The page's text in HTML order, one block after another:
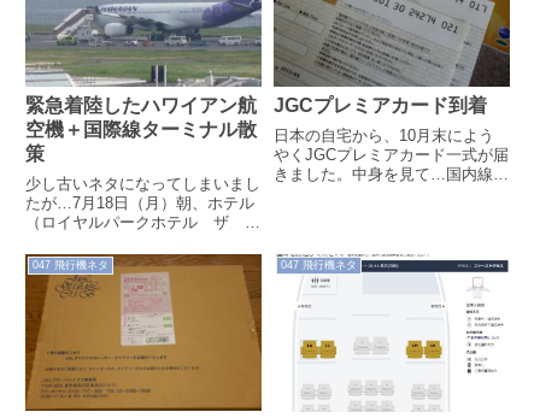
緒にいただくクリスマスを予約し
ました。
緊急着陸したハワイアン航
空機＋国際線ターミナル散
策
少し古いネタになってしまいまし
たが…7月18日（月）朝、ホテル
（ロイヤルパークホテル ザ 羽
田空港でハワイアン航空旅客機が
緊急着陸...
JGCプレミアカード到着
日本の自宅から、10月末によう
やくJGCプレミアカード一式が届
きました。中身を見て…国内線フ
047 飛行機ネタ 047 飛行機ネタ